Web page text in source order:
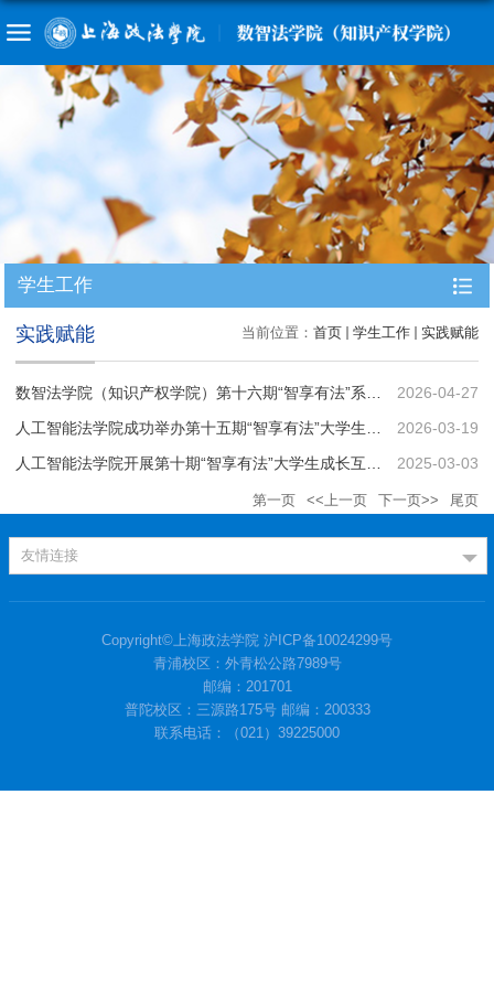
学生工作
当前位置： 首页 学生工作 实践赋能
实践赋能
2026-04-27
2026-03-19
2025-03-03
第一页 <<上一页 下一页>> 尾页
友情连接
Copyright©上海政法学院 沪ICP备10024299号
青浦校区：外青松公路7989号
邮编：201701
普陀校区：三源路175号 邮编：200333
联系电话：（021）39225000